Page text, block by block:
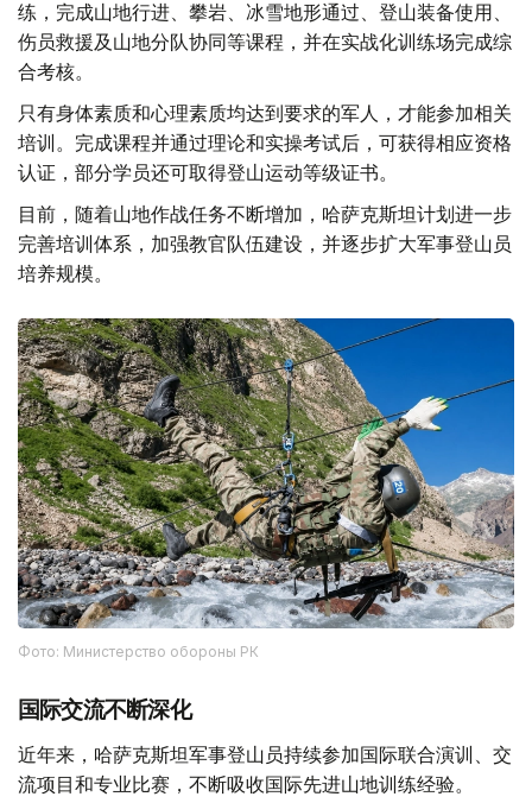
练，完成山地行进、攀岩、冰雪地形通过、登山装备使用、
伤员救援及山地分队协同等课程，并在实战化训练场完成综
合考核。
只有身体素质和心理素质均达到要求的军人，才能参加相关
培训。完成课程并通过理论和实操考试后，可获得相应资格
认证，部分学员还可取得登山运动等级证书。
目前，随着山地作战任务不断增加，哈萨克斯坦计划进一步
完善培训体系，加强教官队伍建设，并逐步扩大军事登山员
培养规模。
Фото: Министерство обороны РК
国际交流不断深化
近年来，哈萨克斯坦军事登山员持续参加国际联合演训、交
流项目和专业比赛，不断吸收国际先进山地训练经验。